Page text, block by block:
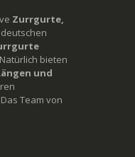
Zurrgurte,
bieten
und
Team von